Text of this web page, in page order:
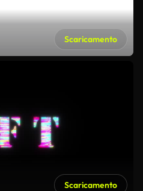
Scaricamento
Scaricamento